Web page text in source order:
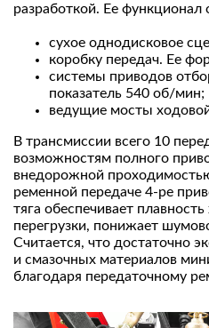
разработкой. Ее функционал
сухое однодисковое
коробку передач. Ее
системы приводов
показатель 540 об/мин;
ведущие мосты
В трансмиссии всего 10
возможностям полного
внедорожной
ременной передаче 4-ре
тяга обеспечивает
перегрузки, понижает
Считается, что достаточно
и смазочных материалов
благодаря передаточному